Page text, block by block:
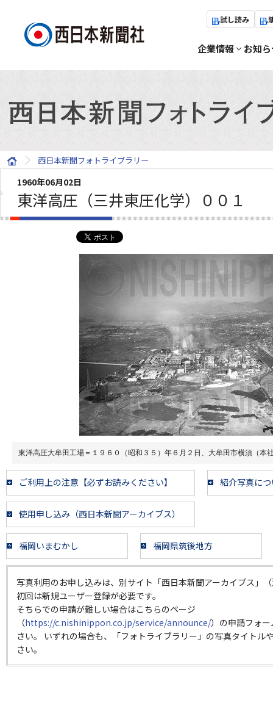
試し読み
企業情報 お知
西日本新聞フォトライブラリー
1960年06月02日
東洋高圧（三井東圧化学）００１
東洋高圧大牟田工場＝１９６０（昭和３５）年６月２日、大牟田市横須（本
ご利用上の注意【必ずお読みください】 紹介写真に
使用申し込み（西日本新聞アーカイブス）
福岡いまむかし 福岡県筑後地方
写真利用のお申し込みは、別サイト「西日本新聞アーカイブス」
初回は新規ユーザー登録が必要です。
そちらでの申請が難しい場合はこちらのページ
（https://c.nishinippon.co.jp/service/announce/）の申請フォ
さい。 いずれの場合も、「フォトライブラリー」の写真タイトル
さい。